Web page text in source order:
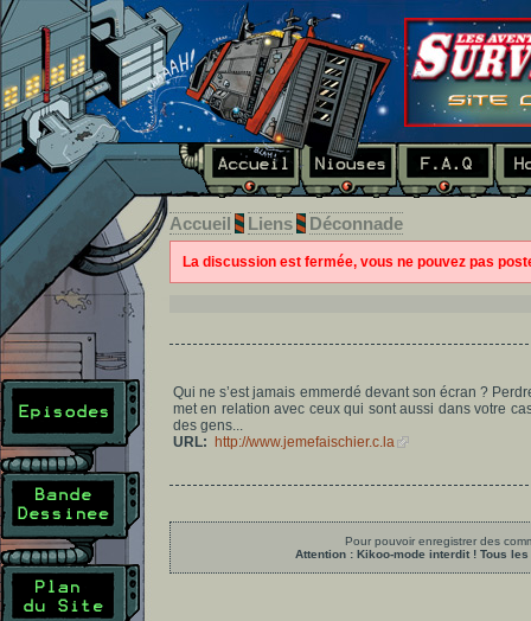
Accueil Liens Déconnade
La discussion est fermée, vous ne pouvez pas
Qui ne s’est jamais emmerdé devant son écran ?
met en relation avec ceux qui sont aussi dans votre
des gens...
URL:
http://www.jemefaischier.c.la
Pour pouvoir enregistrer des
Attention : Kikoo-mode interdit ! Tous